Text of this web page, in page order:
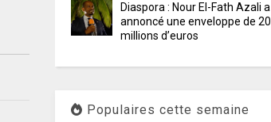
Diaspora : Nour El-Fath Azali a
annoncé une enveloppe de 20
millions d’euros
Populaires cette semaine